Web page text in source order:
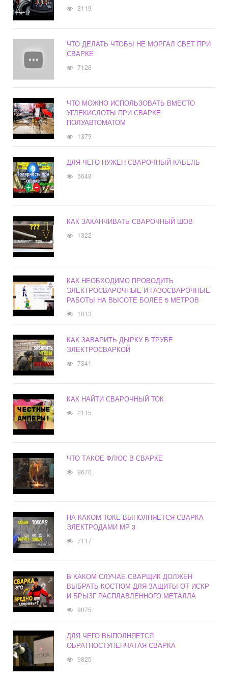
3119
ЧТО ДЕЛАТЬ ЧТОБЫ НЕ МОРГАЛ СВЕТ ПРИ
СВАРКЕ
7126
ЧТО МОЖНО ИСПОЛЬЗОВАТЬ ВМЕСТО
УГЛЕКИСЛОТЫ ПРИ СВАРКЕ
ПОЛУАВТОМАТОМ
1379
ДЛЯ ЧЕГО НУЖЕН СВАРОЧНЫЙ КАБЕЛЬ
5648
КАК ЗАКАНЧИВАТЬ СВАРОЧНЫЙ ШОВ
1322
КАК НЕОБХОДИМО ПРОВОДИТЬ
ЭЛЕКТРОСВАРОЧНЫЕ И ГАЗОСВАРОЧНЫЕ
РАБОТЫ НА ВЫСОТЕ БОЛЕЕ 5 МЕТРОВ
1013
КАК ЗАВАРИТЬ ДЫРКУ В ТРУБЕ
ЭЛЕКТРОСВАРКОЙ
7341
КАК НАЙТИ СВАРОЧНЫЙ ТОК
2115
ЧТО ТАКОЕ ФЛЮС В СВАРКЕ
9670
НА КАКОМ ТОКЕ ВЫПОЛНЯЕТСЯ СВАРКА
ЭЛЕКТРОДАМИ МР 3
7117
В КАКОМ СЛУЧАЕ СВАРЩИК ДОЛЖЕН
ВЫБРАТЬ КОСТЮМ ДЛЯ ЗАЩИТЫ ОТ ИСКР
И БРЫЗГ РАСПЛАВЛЕННОГО МЕТАЛЛА
9075
ДЛЯ ЧЕГО ВЫПОЛНЯЕТСЯ
ОБРАТНОСТУПЕНЧАТАЯ СВАРКА
9825